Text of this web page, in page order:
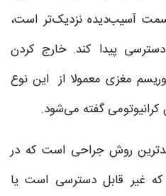
آسیب‌دیده نزدیک‌تر است،
پیدا کند. خارج کردن
مغزی معمولا از این نوع
گفته می‌شود.
روش جراحی است که در
غیر قابل دسترسی است یا